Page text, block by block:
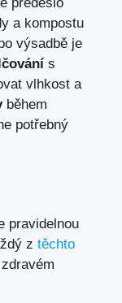
a kompostu
výsadbě je
s
vlhkost a
během
potřebný
pravidelnou
z těchto